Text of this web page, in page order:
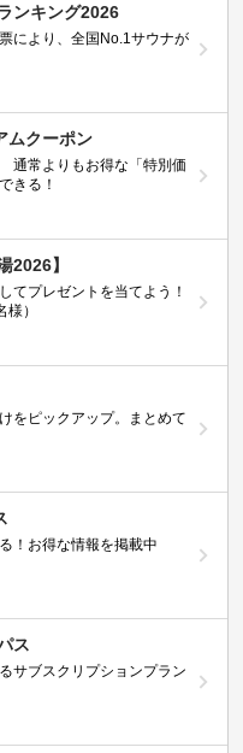
ンキング2026
により、全国No.1サウナが
ムクーポン
通常よりもお得な「特別価
きる！
2026】
てプレゼントを当てよう！
）
をピックアップ。まとめて
！お得な情報を掲載中
ス
サブスクリプションプラン